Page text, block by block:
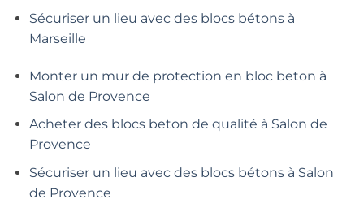
Sécuriser un lieu avec des blocs bétons à
Marseille
Monter un mur de protection en bloc beton à
Salon de Provence
Acheter des blocs beton de qualité à Salon de
Provence
Sécuriser un lieu avec des blocs bétons à Salon
de Provence